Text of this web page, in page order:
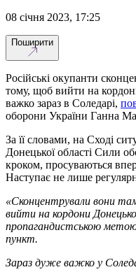
08 січня 2023, 17:25
Поширити
Російські окупанти
тому, щоб вийти на
важко зараз в Соледарі,
оборони України Ганна
За її словами, на Сході
Донецької області Сили
кроком, просуваються
Наступає не лише
«Сконцентрували вони
вийти на кордони
пропагандистською
пункт.
Зараз дуже важко у